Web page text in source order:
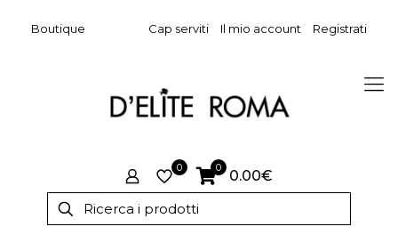
Boutique Cap serviti Il mio account Registrati
0 0 0.00€